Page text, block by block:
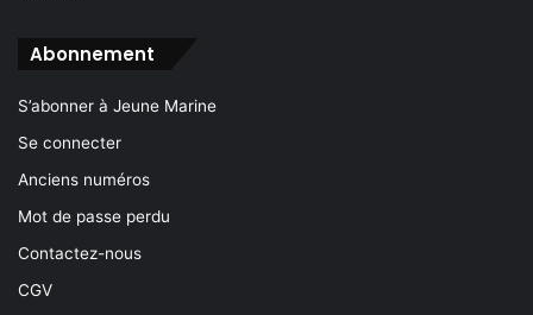
Abonnement
S’abonner à Jeune Marine
Se connecter
Anciens numéros
Mot de passe perdu
Contactez-nous
CGV